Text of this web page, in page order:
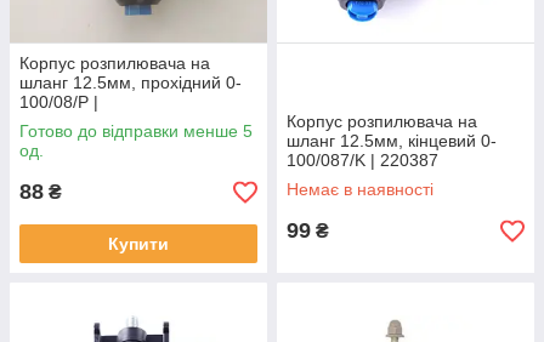
Корпус розпилювача на
шланг 12.5мм, прохідний 0-
100/08/Р |
220394 AGROPLAST
Готово до відправки менше 5
од.
88 ₴
Купити
Корпус розпилювача на
шланг 12.5мм, кінцевий 0-
100/087/K | 220387
AGROPLAST
Немає в наявності
99 ₴